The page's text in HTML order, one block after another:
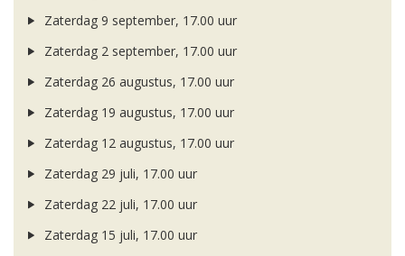
Zaterdag 9 september, 17.00 uur
Zaterdag 2 september, 17.00 uur
Zaterdag 26 augustus, 17.00 uur
Zaterdag 19 augustus, 17.00 uur
Zaterdag 12 augustus, 17.00 uur
Zaterdag 29 juli, 17.00 uur
Zaterdag 22 juli, 17.00 uur
Zaterdag 15 juli, 17.00 uur